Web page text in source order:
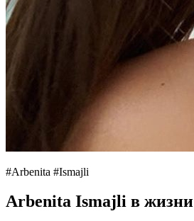
#Arbenita #Ismajli
Arbenita Ismajli в жизни